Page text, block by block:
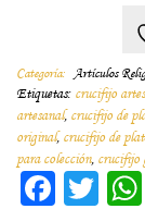
Categoría: Artículos
Etiquetas: crucifijo
artesanal, crucifijo de
original, crucifijo de
para colección, crucifijo